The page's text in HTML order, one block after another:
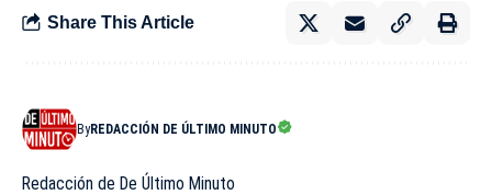
Share This Article
ByREDACCIÓN DE ÚLTIMO MINUTO
Redacción de De Último Minuto